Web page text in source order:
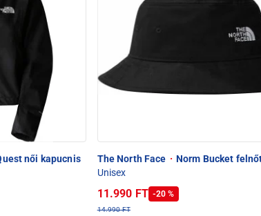
női kapucnis
The North Face · Norm Bucket
Unisex
11.990 FT -20 %
14.990 FT